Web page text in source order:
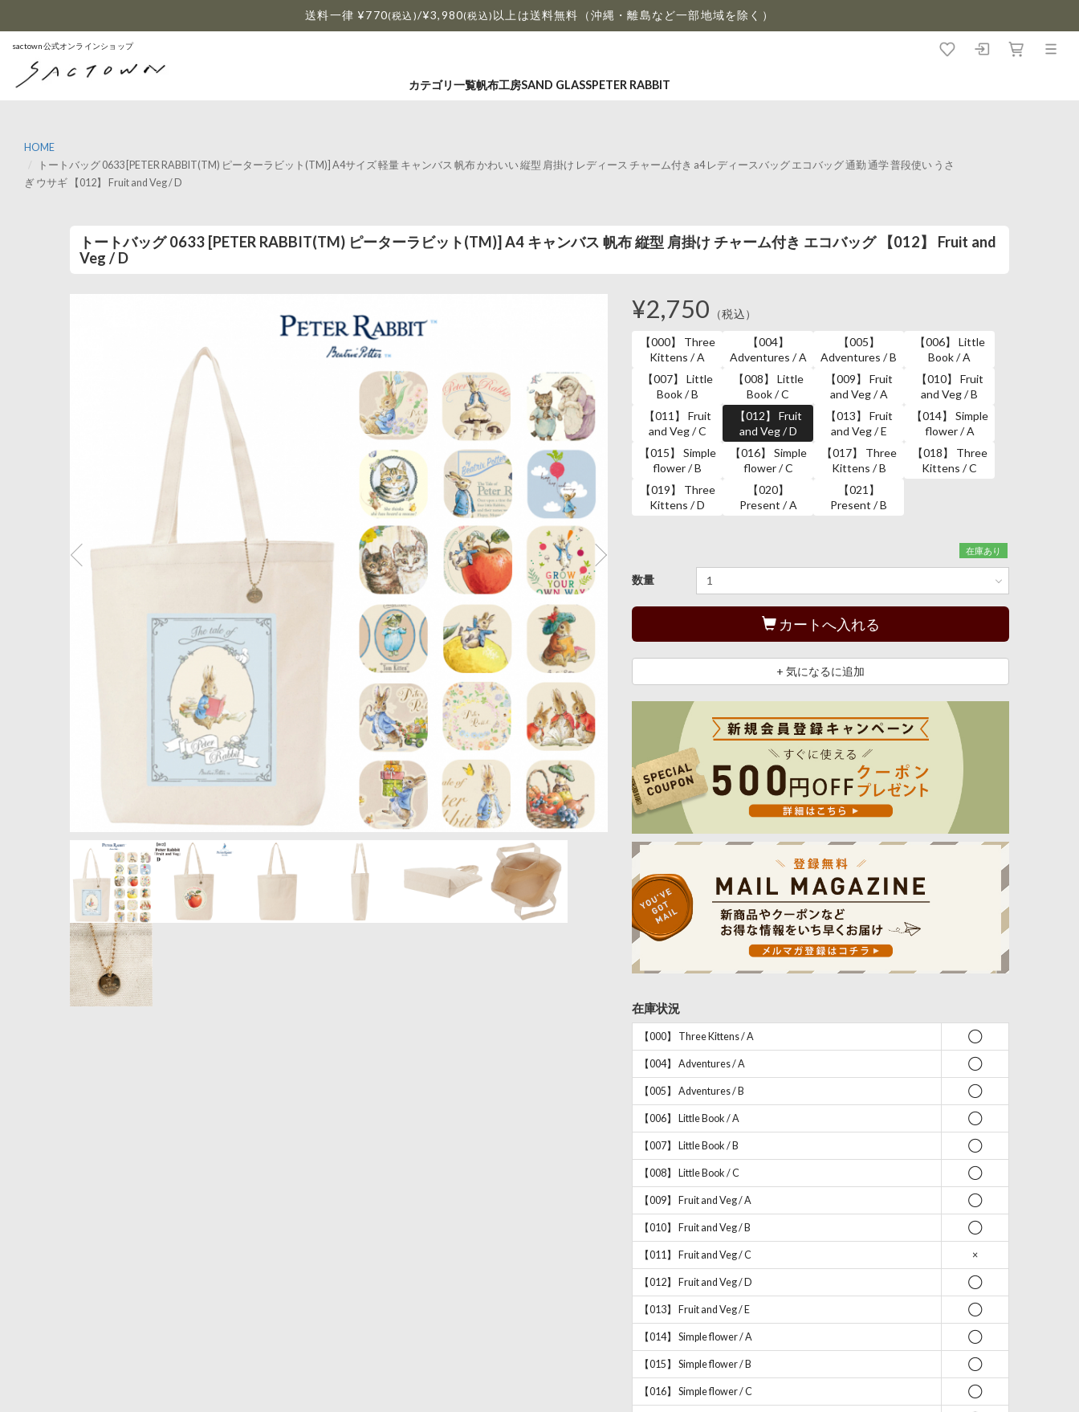
送料一律 ¥770(税込)/¥3,980(税込) 以上は送料無料（沖縄・離島など一部地域を除く）
sactown公式オンラインショップ
カテゴリ一覧帆布工房SAND GLASSPETER RABBIT
HOME
トートバッグ 0633 [PETER RABBIT(TM) ピーターラビット(TM)] A4サイズ 軽量 キャンバス 帆布 かわいい 縦型 肩掛け レディース チャーム付き a4 レディースバッグ エコバッグ 通勤 通学 普段使い うさ
ぎ ウサギ 【012】 Fruit and Veg / D
トートバッグ 0633 [PETER RABBIT(TM) ピーターラビット(TM)] A4 キャンバス 帆布 縦型 肩掛け チャーム付き エコバッグ 【012】 Fruit and
Veg / D
¥2,750 （税込）
【000】 Three
Kittens / A
【004】
Adventures / A
【005】
Adventures / B
【006】 Little
Book / A
【007】 Little
Book / B
【008】 Little
Book / C
【009】 Fruit
and Veg / A
【010】 Fruit
and Veg / B
【011】 Fruit
and Veg / C
【012】 Fruit
and Veg / D
【013】 Fruit
and Veg / E
【014】 Simple
flower / A
【015】 Simple
flower / B
【016】 Simple
flower / C
【017】 Three
Kittens / B
【018】 Three
Kittens / C
【019】 Three
Kittens / D
【020】
Present / A
【021】
Present / B
在庫あり
数量
カートへ入れる
+ 気になるに追加
在庫状況
【000】 Three Kittens / A ◯
【004】 Adventures / A ◯
【005】 Adventures / B ◯
【006】 Little Book / A ◯
【007】 Little Book / B ◯
【008】 Little Book / C ◯
【009】 Fruit and Veg / A ◯
【010】 Fruit and Veg / B ◯
【011】 Fruit and Veg / C ×
【012】 Fruit and Veg / D ◯
【013】 Fruit and Veg / E ◯
【014】 Simple flower / A ◯
【015】 Simple flower / B ◯
【016】 Simple flower / C ◯